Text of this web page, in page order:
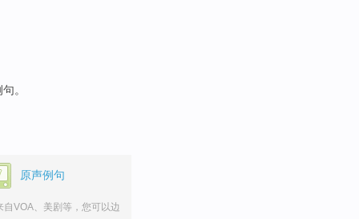
。
原声例句
自VOA、美剧等，您可以边